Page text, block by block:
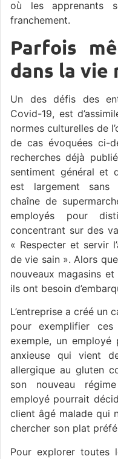
où les apprenants
franchement.
Parfois
dans la vie
Un des défis des
Covid-19, est
normes culturelles de
de cas évoquées ci-
recherches déjà
sentiment général et
est largement sans
chaîne de
employés pour
concentrant sur des
« Respecter et servir
de vie sain ». Alors
nouveaux magasins et
ils ont besoin
L’entreprise a créé un
pour exemplifier
exemple, un employé
anxieuse qui vient
allergique au gluten
son nouveau
employé pourrait
client âgé malade qui
chercher son plat
Pour explorer toutes